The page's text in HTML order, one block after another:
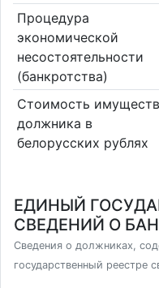
Процедура
экономической
несостоятельности
(банкротства)
Стоимость
должника в
белорусских рублях
ЕДИНЫЙ
СВЕДЕНИЙ О
Сведения о должниках,
государственный реестре